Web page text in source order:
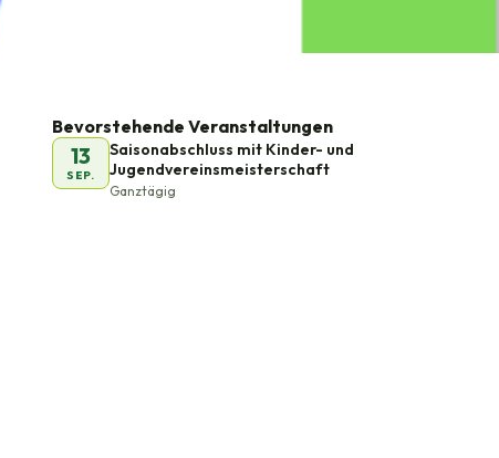
Bevorstehende Veranstaltungen
13
SEP.
Saisonabschluss mit Kinder- und
Jugendvereinsmeisterschaft
Ganztägig